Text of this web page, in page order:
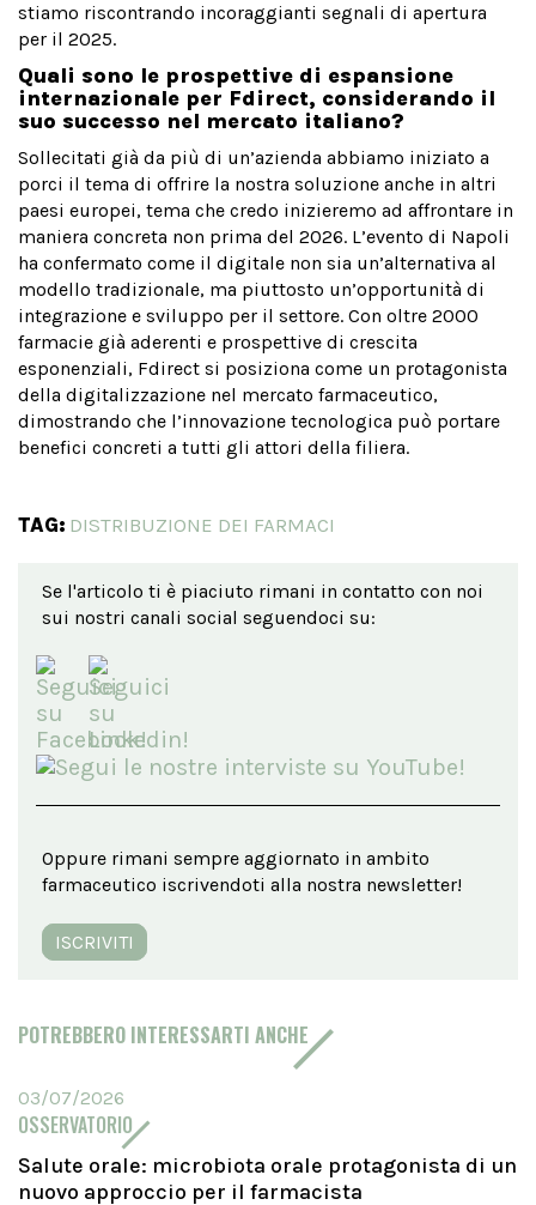
stiamo riscontrando incoraggianti segnali di apertura
per il 2025.
Quali sono le prospettive di espansione
internazionale per Fdirect, considerando il
suo successo nel mercato italiano?
Sollecitati già da più di un’azienda abbiamo iniziato a
porci il tema di offrire la nostra soluzione anche in altri
paesi europei, tema che credo inizieremo ad affrontare in
maniera concreta non prima del 2026. L’evento di Napoli
ha confermato come il digitale non sia un’alternativa al
modello tradizionale, ma piuttosto un’opportunità di
integrazione e sviluppo per il settore. Con oltre 2000
farmacie già aderenti e prospettive di crescita
esponenziali, Fdirect si posiziona come un protagonista
della digitalizzazione nel mercato farmaceutico,
dimostrando che l’innovazione tecnologica può portare
benefici concreti a tutti gli attori della filiera.
TAG: DISTRIBUZIONE DEI FARMACI
Se l'articolo ti è piaciuto rimani in contatto con noi
sui nostri canali social seguendoci su:
Oppure rimani sempre aggiornato in ambito
farmaceutico iscrivendoti alla nostra newsletter!
ISCRIVITI
POTREBBERO INTERESSARTI ANCHE
03/07/2026
OSSERVATORIO
Salute orale: microbiota orale protagonista di un
nuovo approccio per il farmacista